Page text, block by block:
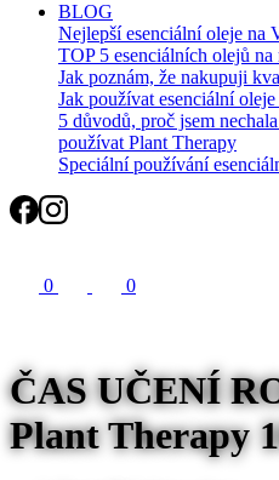
BLOG
Nejlepší esenciální oleje na
TOP 5 esenciálních olejů
Jak poznám, že nakupuji
Jak používat esenciální oleje
5 důvodů, proč jsem
používat Plant Therapy
Speciální používání
0 0
ČAS UČENÍ
Plant Therapy